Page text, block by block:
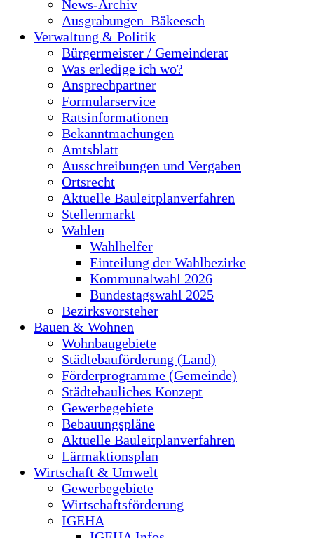
News-Archiv
Ausgrabungen_Bäkeesch
Verwaltung & Politik
Bürgermeister / Gemeinderat
Was erledige ich wo?
Ansprechpartner
Formularservice
Ratsinformationen
Bekanntmachungen
Amtsblatt
Ausschreibungen und Vergaben
Ortsrecht
Aktuelle Bauleitplanverfahren
Stellenmarkt
Wahlen
Wahlhelfer
Einteilung der Wahlbezirke
Kommunalwahl 2026
Bundestagswahl 2025
Bezirksvorsteher
Bauen & Wohnen
Wohnbaugebiete
Städtebauförderung (Land)
Förderprogramme (Gemeinde)
Städtebauliches Konzept
Gewerbegebiete
Bebauungspläne
Aktuelle Bauleitplanverfahren
Lärmaktionsplan
Wirtschaft & Umwelt
Gewerbegebiete
Wirtschaftsförderung
IGEHA